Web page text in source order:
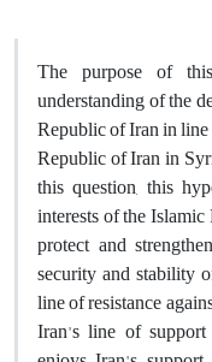
The purpose of
understanding of the
Republic of Iran in
Republic of Iran in
this question, this
interests of the
protect and
security and stability
line of resistance
Iran's line of